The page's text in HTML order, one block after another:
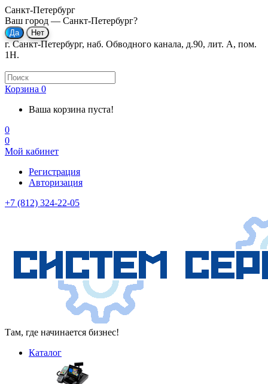
Санкт-Петербург
Ваш город — Санкт-Петербург?
г. Санкт-Петербург, наб. Обводного канала, д.90, лит. А, пом.
1Н.
Корзина 0
Ваша корзина пуста!
0
0
Мой кабинет
Регистрация
Авторизация
+7 (812) 324-22-05
Там, где начинается бизнес!
Каталог